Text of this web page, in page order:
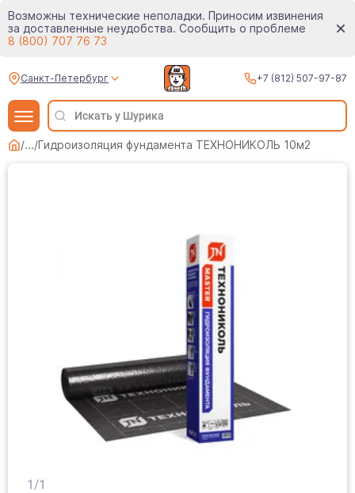
Возможны технические неполадки. Приносим извинения
за доставленные неудобства. Сообщить о проблеме
8 (800) 707 76 73
Санкт-Петербург +7 (812) 507-97-87
/.../Гидроизоляция фундамента ТЕХНОНИКОЛЬ 10м2
1/1